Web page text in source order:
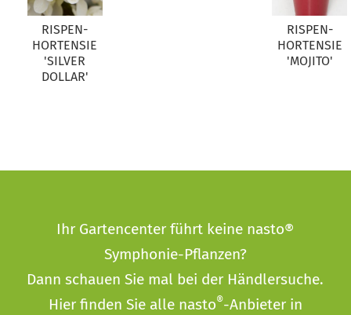
RISPEN-
HORTENSIE
'SILVER
DOLLAR'
RISPEN-
HORTENSIE
'MOJITO'
Ihr Gartencenter führt keine nasto®
Symphonie-Pflanzen?
Dann schauen Sie mal bei der Händlersuche.
Hier finden Sie alle nasto®-Anbieter in